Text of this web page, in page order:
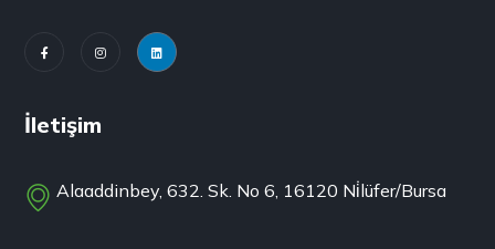
İletişim
Alaaddinbey, 632. Sk. No 6, 16120 Ni̇lüfer/Bursa